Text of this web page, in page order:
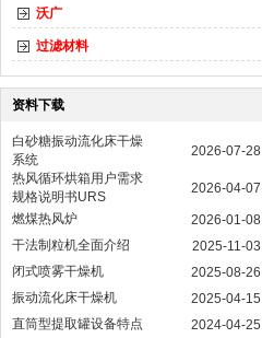
沃广
过滤材料
资料下载
白砂糖振动流化床干燥
系统
2026-07-28
热风循环烘箱用户需求
规格说明书URS
2026-04-07
燃煤热风炉
2026-01-08
干法制粒机全面介绍
2025-11-03
闭式喷雾干燥机
2025-08-26
振动流化床干燥机
2025-04-15
直筒型提取罐设备特点
2024-04-25